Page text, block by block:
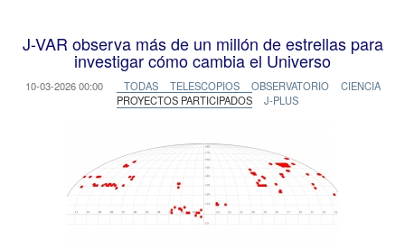
J-VAR observa más de un millón de estrellas para
investigar cómo cambia el Universo
10-03-2026 00:00 TODAS TELESCOPIOS OBSERVATORIO
CIENCIA
PROYECTOS PARTICIPADOS
J-PLUS